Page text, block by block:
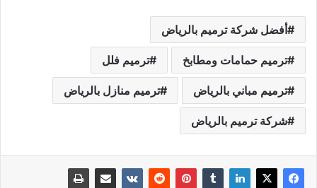
أفضل شركة ترميم بالرياض
ترميم حمامات ومطابخ ترميم فلل
ترميم مباني بالرياض ترميم منازل بالرياض
شركة ترميم بالرياض